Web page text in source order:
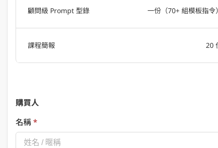
顧問級 Prompt 型錄 一份（70+ 組模板指令
課程簡報 20
購買人
名稱*